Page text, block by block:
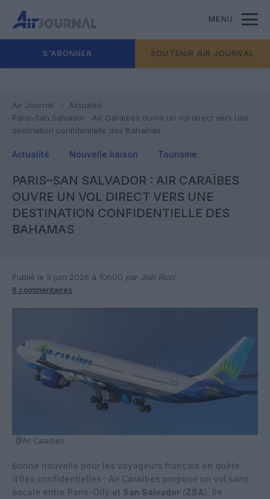
MENU
S'ABONNER SOUTENIR AIR JOURNAL
Air Journal
Actualité
Paris–San Salvador : Air Caraïbes ouvre un vol direct vers une
destination confidentielle des Bahamas
Actualité Nouvelle liaison Tourisme
PARIS–SAN SALVADOR : AIR CARAÏBES
OUVRE UN VOL DIRECT VERS UNE
DESTINATION CONFIDENTIELLE DES
BAHAMAS
Publié le 9 juin 2026 à 10h00 par Joël Ricci
6 commentaires
@Air Caraïbes
Bonne nouvelle pour les voyageurs français en quête
d’îles confidentielles : Air Caraïbes propose un vol sans
escale entre Paris-Orly et San Salvador (ZSA), île